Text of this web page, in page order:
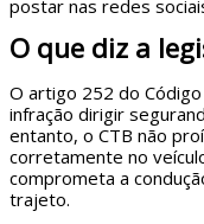
postar nas redes
O que diz a
O artigo 252 do
infração dirigir
entanto, o CTB não
corretamente no
comprometa a
trajeto.